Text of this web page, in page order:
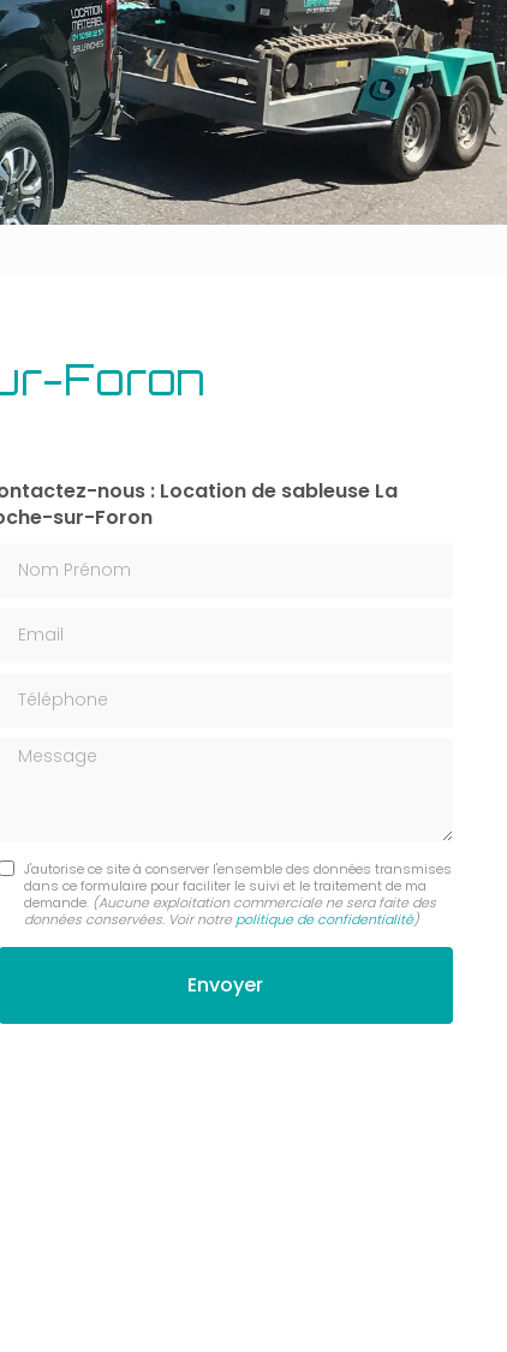
bâtiment
Foron
nous : Location de sableuse La
sur-Foron
Message
J'autorise ce site à conserver l'ensemble des données transmises
dans ce formulaire pour faciliter le suivi et le traitement de ma
demande. (Aucune exploitation commerciale ne sera faite des
données conservées. Voir notre politique de confidentialité)